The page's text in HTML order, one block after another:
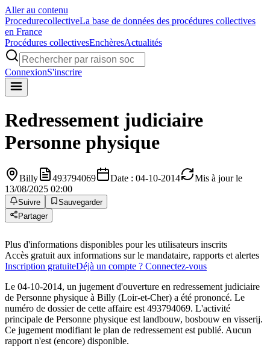
Aller au contenu
ProcedurecollectiveLa base de données des procédures collectives
en France
Procédures collectivesEnchèresActualités
ConnexionS'inscrire
Redressement judiciaire
Personne physique
Billy 493794069 Date : 04-10-2014
Mis à jour le
13/08/2025 02:00
Suivre
Sauvegarder
Partager
Plus d'informations disponibles pour les utilisateurs inscrits
Accès gratuit aux informations sur le mandataire, rapports et alertes
Inscription gratuiteDéjà un compte ? Connectez-vous
Le 04-10-2014, un jugement d'ouverture en redressement judiciaire
de Personne physique à Billy (Loir-et-Cher) a été prononcé. Le
numéro de dossier de cette affaire est 493794069. L'activité
principale de Personne physique est landbouw, bosbouw en visserij.
Ce jugement modifiant le plan de redressement est publié. Aucun
rapport n'est (encore) disponible.